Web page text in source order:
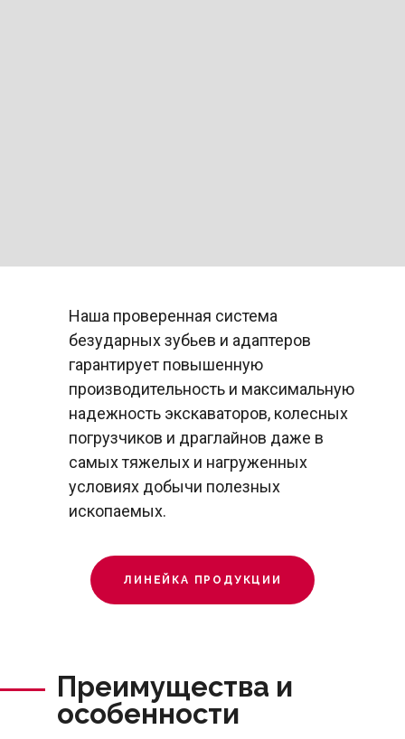
Наша проверенная система
безударных зубьев и адаптеров
гарантирует повышенную
производительность и максимальную
надежность экскаваторов, колесных
погрузчиков и драглайнов даже в
самых тяжелых и нагруженных
условиях добычи полезных
ископаемых.
ЛИНЕЙКА ПРОДУКЦИИ
Преимущества и
особенности